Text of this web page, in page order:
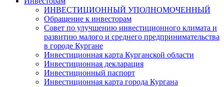
ИНВЕСТИЦИОННЫЙ УПОЛНОМОЧЕННЫЙ
Обращение к инвесторам
Совет по улучшению инвестиционного климата и
развитию малого и среднего предпринимательства
в городе Кургане
Инвестиционная карта Курганской области
Инвестиционная декларация
Инвестиционный паспорт
Инвестиционная карта города Кургана